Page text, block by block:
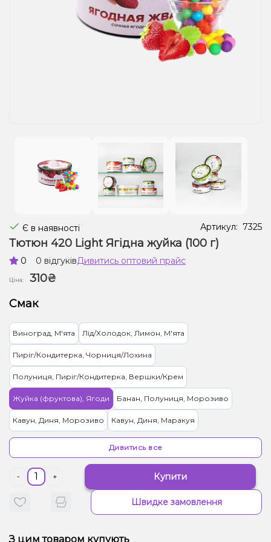
Рідини для електронних сигарет
Є в наявності Артикул: 7325
Тютюн 420 Light Ягідна жуйка (100 г)
0 0 відгуківДивитись оптовий прайс
Ціна:
310₴
Смак
Виноград, М'ята Лід/Холодок, Лимон, М'ята
Пиріг/Кондитерка, Чорниця/Лохина
Полуниця, Пиріг/Кондитерка, Вершки/Крем
Жуйка (фруктова), Ягоди Банан, Полуниця, Морозиво
Кавун, Диня, Морозиво Кавун, Диня, Маракуя
Лід/Холодок, Яблуко Лимонад, Цитруси
Ківі, Лайм, М'ята, Яблуко
Грейпфрут, Полуниця, Малина Арахіс Цукерки, Мультифрукт
Дивитись все
- + Купити
Швидке замовлення
З цим товаром купують